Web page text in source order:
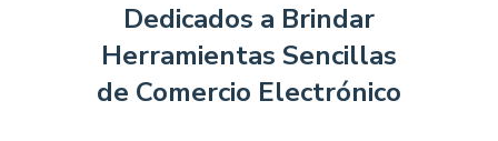
Dedicados a Brindar
Herramientas Sencillas
de Comercio Electrónico